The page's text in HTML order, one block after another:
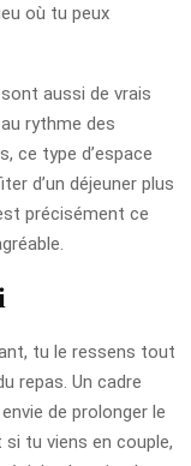
où tu peux
aussi de vrais
rythme des
ce type d’espace
d’un déjeuner plus
précisément ce
tu le ressens tout
repas. Un cadre
de prolonger le
tu viens en couple,